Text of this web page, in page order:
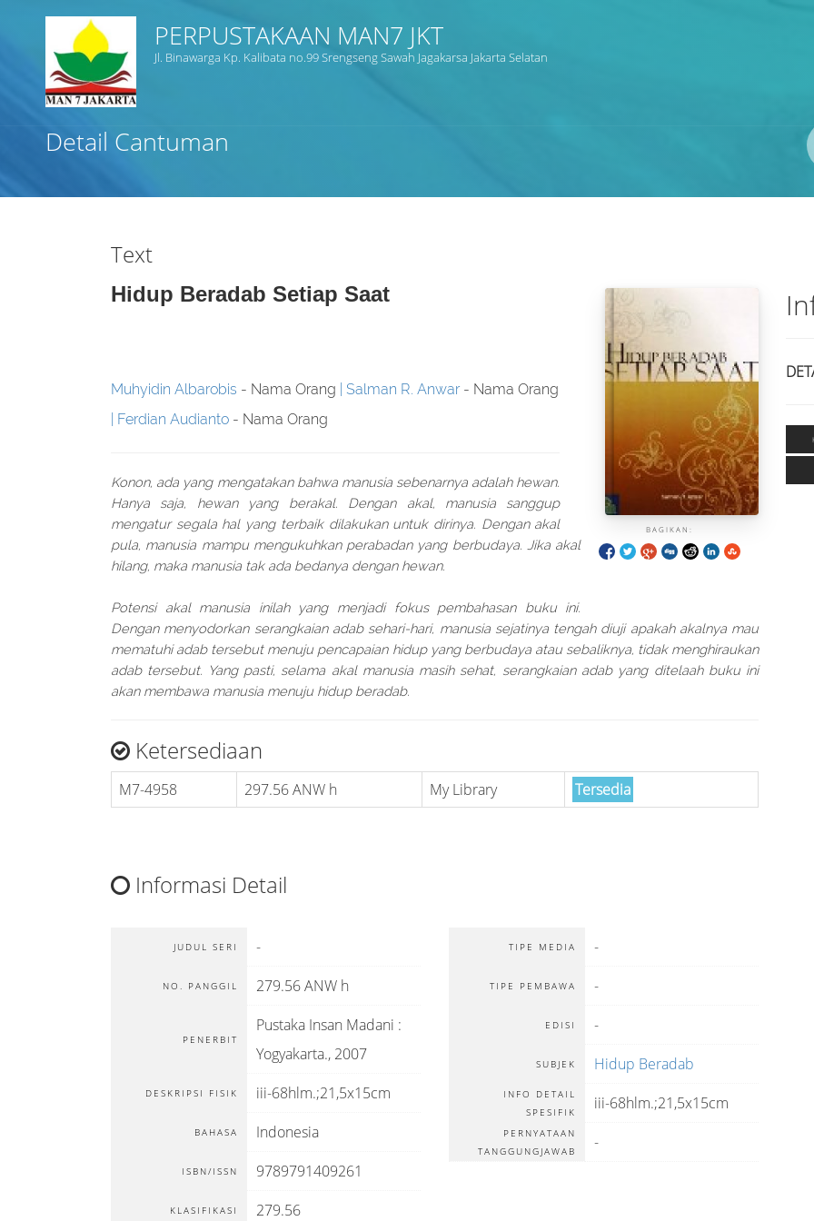
PERPUSTAKAAN MAN7 JKT
Jl. Binawarga Kp. Kalibata no.99 Srengseng Sawah Jagakarsa Jakarta Selatan
Detail Cantuman
Text
Hidup Beradab Setiap Saat
BAGIKAN:
Muhyidin Albarobis - Nama Orang Salman R. Anwar- Nama Orang
Ferdian Audianto - Nama Orang
Konon, ada yang mengatakan bahwa manusia sebenarnya adalah hewan.
Hanya saja, hewan yang berakal. Dengan akal, manusia sanggup
mengatur segala hal yang terbaik dilakukan untuk dirinya. Dengan akal
pula, manusia mampu mengukuhkan perabadan yang berbudaya. Jika akal
hilang, maka manusia tak ada bedanya dengan hewan.
Potensi akal manusia inilah yang menjadi fokus pembahasan buku ini.
Dengan menyodorkan serangkaian adab sehari-hari, manusia sejatinya tengah diuji apakah akalnya mau
mematuhi adab tersebut menuju pencapaian hidup yang berbudaya atau sebaliknya, tidak menghiraukan
adab tersebut. Yang pasti, selama akal manusia masih sehat, serangkaian adab yang ditelaah buku ini
akan membawa manusia menuju hidup beradab.
Ketersediaan
M7-4958 297.56 ANW h My Library Tersedia
Informasi Detail
JUDUL SERI -
NO. PANGGIL 279.56 ANW h
PENERBIT
Pustaka Insan Madani :
Yogyakarta., 2007
DESKRIPSI FISIK iii-68hlm.;21,5x15cm
BAHASA Indonesia
ISBN/ISSN 9789791409261
KLASIFIKASI 279.56
TIPE MEDIA -
TIPE PEMBAWA -
EDISI -
SUBJEK Hidup Beradab
INFO DETAIL
SPESIFIK
iii-68hlm.;21,5x15cm
PERNYATAAN
TANGGUNGJAWAB
-